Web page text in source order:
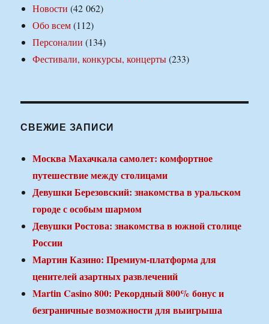
Новости (42 062)
Обо всем(112)
Персоналии (134)
Фестивали, конкурсы, концерты(233)
СВЕЖИЕ ЗАПИСИ
Москва Махачкала самолет: комфортное
путешествие между столицами
Девушки Березовский: знакомства в уральском
городе с особым шармом
Девушки Ростова: знакомства в южной столице
России
Мартин Казино: Премиум-платформа для
ценителей азартных развлечений
Martin Casino 800: Рекордный 800% бонус и
безграничные возможности для выигрыша